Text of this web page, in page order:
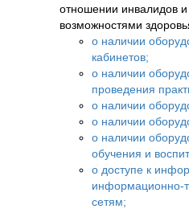
отношении инвалидов
возможностями
о наличии
кабинетов;
о наличии
проведения
о наличии
о наличии
о наличии
обучения и
о доступе к
информационно-
сетям;